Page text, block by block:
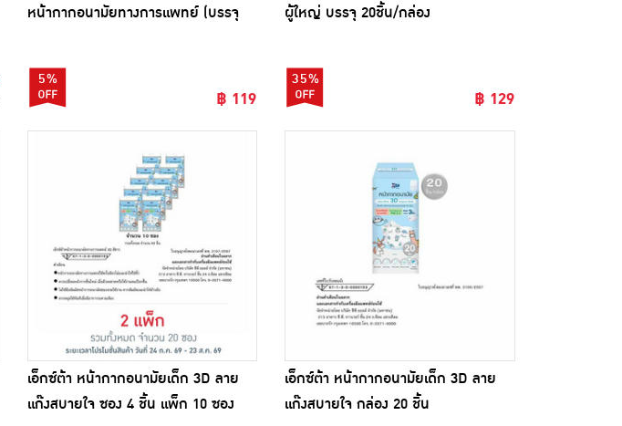
หน้ากากอนามัยทางการแพทย์ (บรรจุ
5%
฿ 119
ผู้ใหญ่ บรรจุ 20ชิ้น/กล่อง
35%
฿ 129
เอ็กซ์ต้า หน้ากากอนามัยเด็ก 3D ลาย
แก๊งสบายใจ ซอง 4 ชิ้น แพ็ก 10 ซอง
เอ็กซ์ต้า หน้ากากอนามัยเด็ก 3D ลาย
แก๊งสบายใจ กล่อง 20 ชิ้น